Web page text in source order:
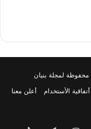
أتفاقية الأستخدام
أعلن معنا